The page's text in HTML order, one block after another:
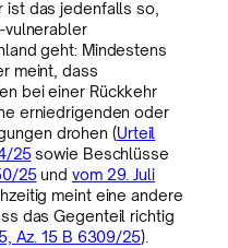
ist das jedenfalls so,
vulnerabler
geht: Mindestens
meint, dass
bei einer Rückkehr
erniedrigenden oder
drohen (Urteil
25sowie Beschlüsse
25und vom 29. Juli
meint eine andere
das Gegenteil richtig
Az. 15 B 6309/25).